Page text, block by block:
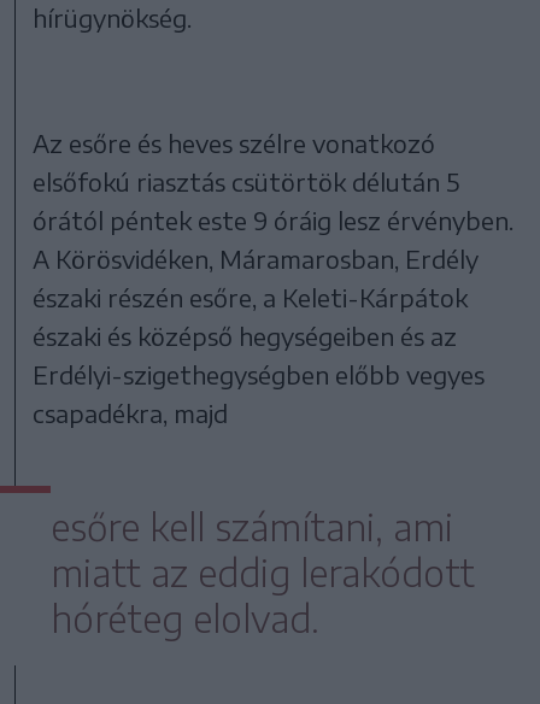
hírügynökség.
Az esőre és heves szélre vonatkozó
elsőfokú riasztás csütörtök délután 5
órától péntek este 9 óráig lesz érvényben.
A Körösvidéken, Máramarosban, Erdély
északi részén esőre, a Keleti-Kárpátok
északi és középső hegységeiben és az
Erdélyi-szigethegységben előbb vegyes
csapadékra, majd
esőre kell számítani, ami
miatt az eddig lerakódott
hóréteg elolvad.